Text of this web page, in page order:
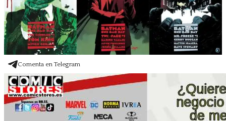
Comenta en Telegram